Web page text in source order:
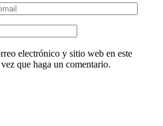
electrónico y sitio web en este
que haga un comentario.